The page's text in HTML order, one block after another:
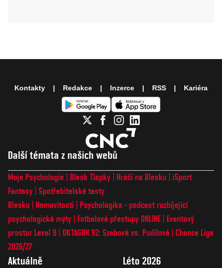
Další témata z našich webů
Moje Psychologie Blesk Tlapky Hráči na Blesku
iSport
Fantasy Spotřebitelské testy
Blesku
Nemovitosti
Psychologika - podcast rozbíjející
psychologické mýty
Fotbalové přestupy ONLINE
Eventový
prostor Level 9 OKTAGON 92: Szabová vs. Pudilová
Chance Liga
2026/27
Aktuálně Léto 2026
Kontakty Redakce Inzerce RSS Kariéra